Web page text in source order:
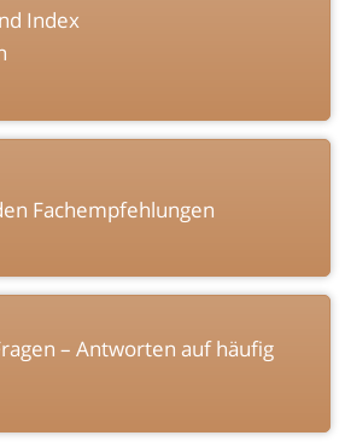
Index
Fachempfehlungen
– Antworten auf häufig